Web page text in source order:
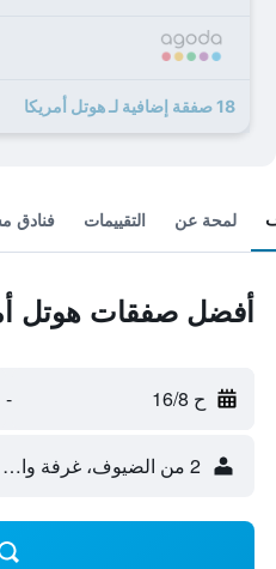
18 صفقة إضافية لـ هوتل أمريكا
لمحة عن التقييمات فنادق
أفضل صفقات هوتل
ح 16/8 -
2 من الضيوف، غرفة واحدة